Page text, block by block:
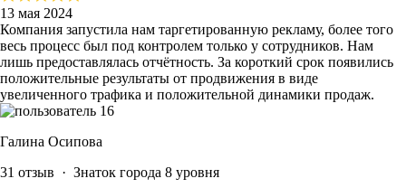
13 мая 2024
Компания запустила нам таргетированную рекламу, более того
весь процесс был под контролем только у сотрудников. Нам
лишь предоставлялась отчётность. За короткий срок появились
положительные результаты от продвижения в виде
увеличенного трафика и положительной динамики продаж.
Галина Осипова
31 отзыв · Знаток города 8 уровня